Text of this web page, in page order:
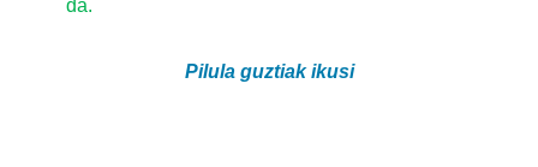
da.
Pilula guztiak ikusi